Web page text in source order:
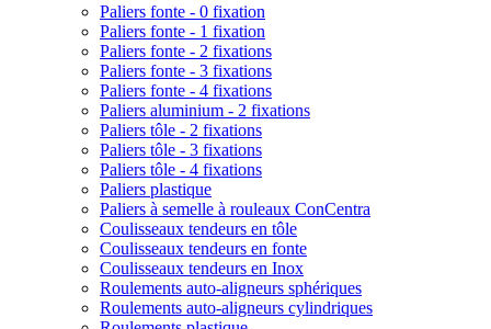
Paliers fonte - 0 fixation
Paliers fonte - 1 fixation
Paliers fonte - 2 fixations
Paliers fonte - 3 fixations
Paliers fonte - 4 fixations
Paliers aluminium - 2 fixations
Paliers tôle - 2 fixations
Paliers tôle - 3 fixations
Paliers tôle - 4 fixations
Paliers plastique
Paliers à semelle à rouleaux ConCentra
Coulisseaux tendeurs en tôle
Coulisseaux tendeurs en fonte
Coulisseaux tendeurs en Inox
Roulements auto-aligneurs sphériques
Roulements auto-aligneurs cylindriques